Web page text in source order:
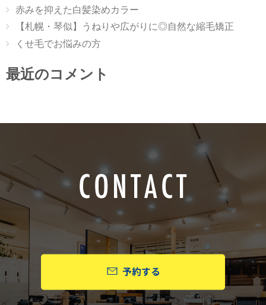
赤みを抑えた白髪染めカラー
【札幌・琴似】うねりや広がりに◎自然な縮毛矯正
くせ毛でお悩みの方
最近のコメント